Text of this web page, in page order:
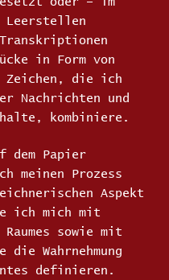
Leerstellen
in Form von
Zeichen, die ich
Nachrichten und
kombiniere.
dem Papier
meinen Prozess
Aspekt
ich mich mit
sowie mit
Wahrnehmung
definieren.